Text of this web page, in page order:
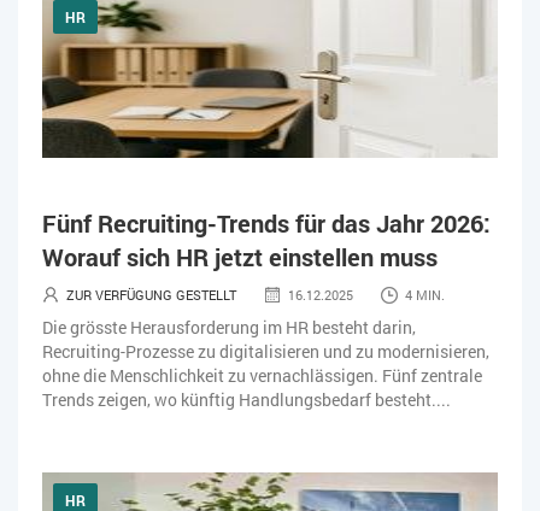
HR
Fünf Recruiting-Trends für das Jahr 2026:
Worauf sich HR jetzt einstellen muss
ZUR VERFÜGUNG GESTELLT 16.12.2025 4 MIN.
Die grösste Herausforderung im HR besteht darin,
Recruiting-Prozesse zu digitalisieren und zu modernisieren,
ohne die Menschlichkeit zu vernachlässigen. Fünf zentrale
Trends zeigen, wo künftig Handlungsbedarf besteht....
HR